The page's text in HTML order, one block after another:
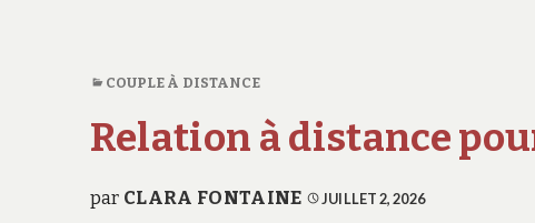
COUPLE À DISTANCE
Relation à distance
par CLARA FONTAINE JUILLET 2, 2026